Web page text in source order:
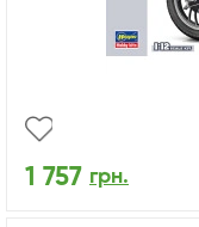
1 757 грн.